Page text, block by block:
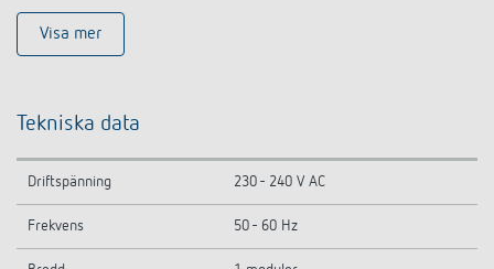
Visa mer
Tekniska data
Driftspänning 230 - 240 V AC
Frekvens 50 - 60 Hz